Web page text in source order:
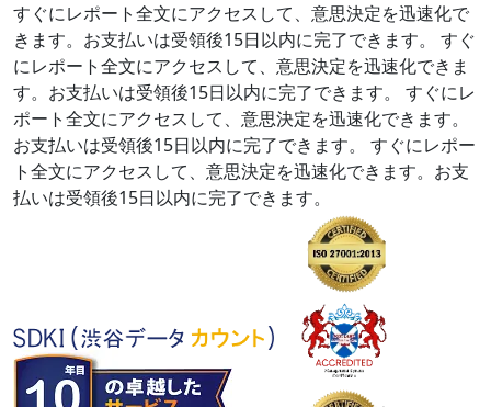
すぐにレポート全文にアクセスして、意思決定を迅速化で
きます。お支払いは受領後15日以内に完了できます。
すぐ
にレポート全文にアクセスして、意思決定を迅速化できま
す。お支払いは受領後15日以内に完了できます。
すぐにレ
ポート全文にアクセスして、意思決定を迅速化できます。
お支払いは受領後15日以内に完了できます。
すぐにレポー
ト全文にアクセスして、意思決定を迅速化できます。お支
払いは受領後15日以内に完了できます。